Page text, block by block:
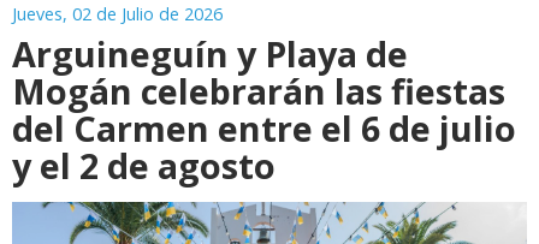
Jueves, 02 de Julio de 2026
Arguineguín y Playa de
Mogán celebrarán las fiestas
del Carmen entre el 6 de julio
y el 2 de agosto